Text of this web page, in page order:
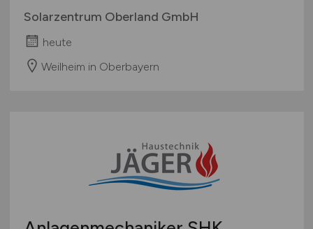
Solarzentrum Oberland GmbH
heute
Weilheim in Oberbayern